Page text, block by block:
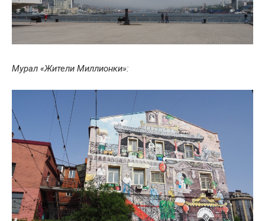
Мурал «Жители Миллионки»: